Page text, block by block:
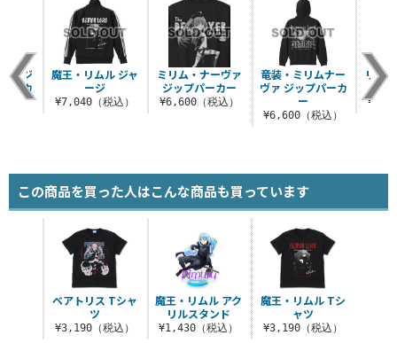
ミリム・ナーヴァ
ジップパーカー
¥6,600（税込）
竜装・ミリムナー
ヴァ ジップパーカ
ー
¥6,600（税込）
リム
ドラ
ッジ
ーカ
魔王・リムル ジャ
ージ
¥7,040（税込）
この商品を買った人はこんな商品も買っています
魔王・リムル アク
リルスタンド
¥1,430（税込）
魔王・リムル Tシ
ャツ
¥3,190（税込）
ベアトリス Tシャ
ツ
¥3,190（税込）